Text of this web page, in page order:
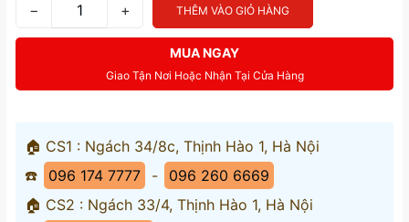
− + THÊM VÀO GIỎ HÀNG
MUA NGAY
Giao Tận Nơi Hoặc Nhận Tại Cửa Hàng
🏠 CS1 : Ngách 34/8c, Thịnh Hào 1, Hà Nội
☎️
096 174 7777 -
096 260 6669
🏠 CS2 : Ngách 33/4, Thịnh Hào 1, Hà Nội